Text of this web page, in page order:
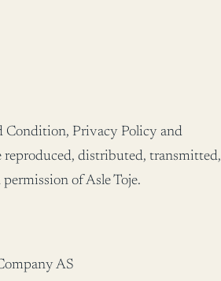
Condition, Privacy Policy and
reproduced, distributed, transmitted,
of Asle Toje.
AS